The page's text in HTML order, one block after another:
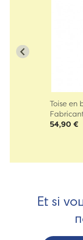
Toise en
54,90 €
Et si